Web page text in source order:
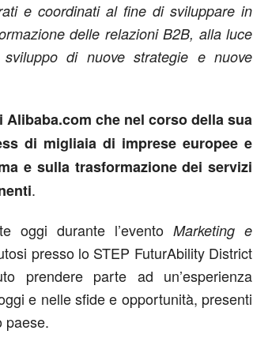
e coordinati al fine di sviluppare in
delle relazioni B2B, alla luce
di nuove strategie e nuove
che nel corso della sua
di migliaia di imprese europee e
e sulla trasformazione dei servizi
.
oggi durante l’evento Marketing e
presso lo STEP FuturAbility District
prendere parte ad un’esperienza
e nelle sfide e opportunità, presenti
paese.